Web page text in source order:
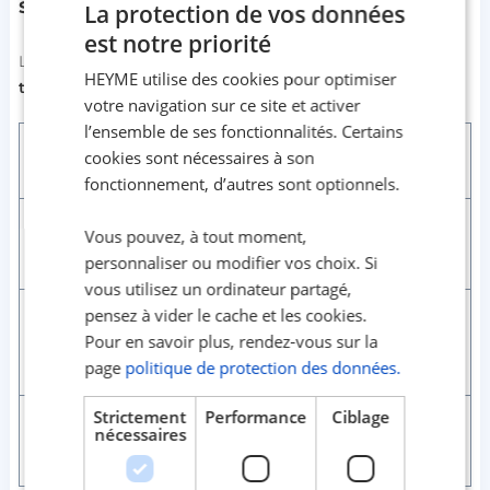
senior 70 ans ?
Les prix varient selon les garanties choisies. Voici un
tableau indicatif:
Prix moyen/mois
Économique ~ 80€
standard
~ 120€
Hospitalisation
renforcée,
optique/dentaire
moyen
Haut niveau sur
audiologie incluse
La protection de vos données
est notre priorité
HEYME utilise des cookies pour optimiser
votre navigation sur ce site et activer
l’ensemble de ses fonctionnalités. Certains
cookies sont nécessaires à son
fonctionnement, d’autres sont optionnels.
Vous pouvez, à tout moment,
personnaliser ou modifier vos choix. Si
vous utilisez un ordinateur partagé,
pensez à vider le cache et les cookies.
Pour en savoir plus, rendez-vous sur la
page politique de protection des données.
Strictement
nécessaires
Performance Ciblage